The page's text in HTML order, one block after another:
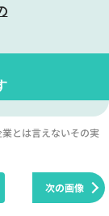
とは言えないその実
次の画像